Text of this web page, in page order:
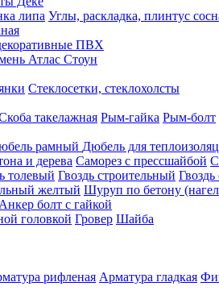
липа Углы, раскладка, плинтус
ПВХ
Атлас Стоун
Стеклосетки, стеклохолсты
такелажная Рым-гайка Рым-болт
рамный Дюбель для
и дерева Саморез с прессшайбой
толевый Гвоздь строительный
желтый Шуруп по бетону
Анкер болт с гайкой
головкой Гровер Шайба
рифленая Арматура гладкая